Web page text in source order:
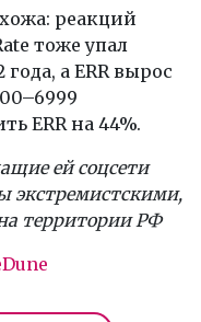
реакций
тоже упал
а ERR вырос
ERR на 44%.
ей соцсети
экстремистскими,
территории РФ